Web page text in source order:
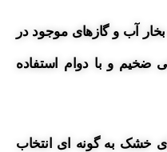
بخار آب و گازهای موجود در
ضخیم و با دوام استفاده
خشک به گونه ای انتخاب